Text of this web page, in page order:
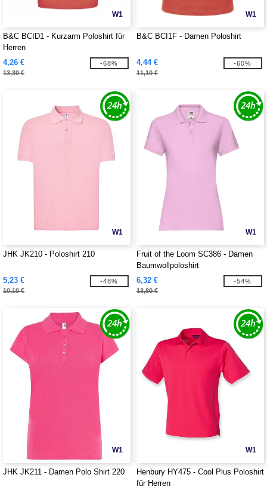
W1
B&C BCID1 - Kurzarm Poloshirt für
Herren
4,26 €
13,30 €
-68%
W1
B&C BCI1F - Damen Poloshirt
4,44 €
11,10 €
-60%
W1
JHK JK210 - Poloshirt 210
5,23 €
10,10 €
-48%
W1
Fruit of the Loom SC386 - Damen
Baumwollpoloshirt
6,32 €
13,80 €
-54%
W1
JHK JK211 - Damen Polo Shirt 220
W1
Henbury HY475 - Cool Plus Poloshirt
für Herren